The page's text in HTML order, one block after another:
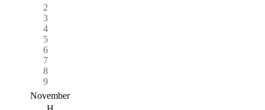
2
3
4
5
6
7
8
9
November